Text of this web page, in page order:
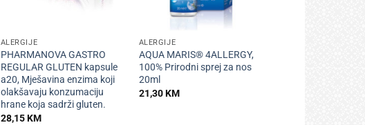
ALERGIJE
PHARMANOVA GASTRO
REGULAR GLUTEN kapsule
a20, Mješavina enzima koji
olakšavaju konzumaciju
hrane koja sadrži gluten.
28,15KM
ALERGIJE
AQUA MARIS® 4ALLERGY,
100% Prirodni sprej za nos
20ml
21,30KM